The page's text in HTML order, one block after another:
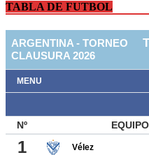
TABLA DE FUTBOL